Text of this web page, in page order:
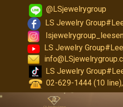
@LSjewelrygroup
LS Jewelry
LS Jewelry
LS Jewelry
02-629-1444 (10